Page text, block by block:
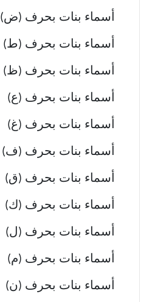
أسماء بنات بحرف (ض)
أسماء بنات بحرف (ط)
أسماء بنات بحرف (ظ)
أسماء بنات بحرف (ع)
أسماء بنات بحرف (غ)
أسماء بنات بحرف (ف)
أسماء بنات بحرف (ق)
أسماء بنات بحرف (ك)
أسماء بنات بحرف (ل)
أسماء بنات بحرف (م)
أسماء بنات بحرف (ن)